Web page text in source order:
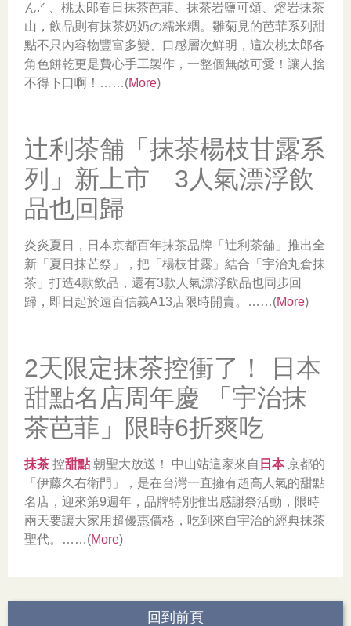
ん.ᐟ 、桃太郎春日抹茶芭菲、抹茶岩鹽可頌、熔岩抹茶
山，飲品則有抹茶奶奶の糯米糰。雛菊見的芭菲系列甜
點不只內容物豐富多變、口感層次鮮明，這次桃太郎各
角色餅乾更是費心手工製作，一整個無敵可愛！讓人捨
不得下口啊！……(More)
辻利茶舗「抹茶楊枝甘露系
列」新上市 3人氣漂浮飲
品也回歸
炎炎夏日，日本京都百年抹茶品牌「辻利茶舗」推出全
新「夏日抹芒祭」，把「楊枝甘露」結合「宇治丸倉抹
茶」打造4款飲品，還有3款人氣漂浮飲品也同步回
歸，即日起於遠百信義A13店限時開賣。……(More)
2天限定抹茶控衝了！ 日本
甜點名店周年慶 「宇治抹
茶芭菲」限時6折爽吃
抹茶 控甜點 朝聖大放送！ 中山站這家來自 日本京都的
「伊藤久右衛門」，是在台灣一直擁有超高人氣的甜點
名店，迎來第9週年，品牌特別推出感謝祭活動，限時
兩天要讓大家用超優惠價格，吃到來自宇治的經典抹茶
聖代。……(More)
回到前頁